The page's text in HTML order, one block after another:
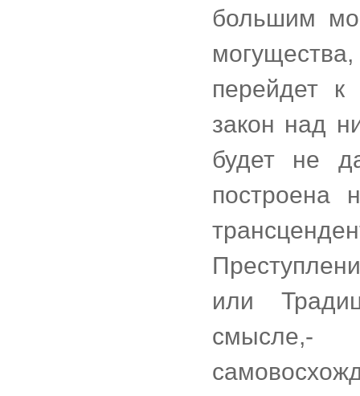
большим
перейдет к
закон над
будет не
построена
или
смысле,-